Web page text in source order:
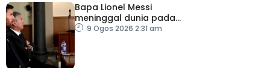
Bapa Lionel Messi
meninggal dunia pada
usia 68 tahun
9 Ogos 2026 2:31 am